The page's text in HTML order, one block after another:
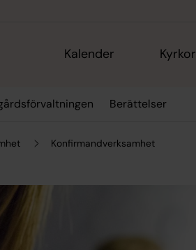
Kalender Kyrkor
Berättelser
Konfirmandverksamhet